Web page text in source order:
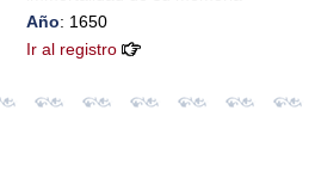
Año: 1650
Ir al registro